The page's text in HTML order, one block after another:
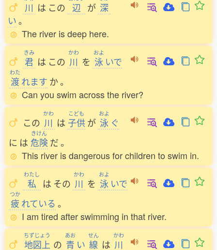
川 は この 辺 が 深
い。
The river is deep here.
きみ
君 は この
かわ
川 を
およ
泳 いで
わた
渡れます か。
Can you swim across the river?
この
かわ
川 は
こども
子供 が
およ
泳 ぐ
に は
きけん
危険 だ。
This river is dangerous for children to swim in.
わたし
私 は その
かわ
川 を
およ
泳 いで
つか
疲 れている 。
I am tired after swimming in that river.
ちずじょう
地図上 の
あお
青 い
せん
線 は
かわ
川